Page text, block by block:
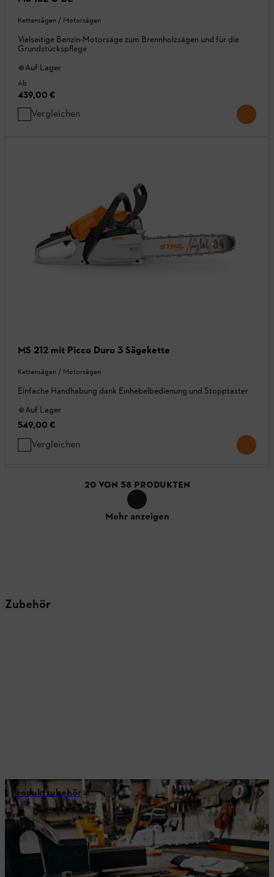
Kettensägen / Motorsägen
Vielseitige Benzin-Motorsäge zum Brennholzsägen und für die
Grundstückspflege
Auf Lager
Ab
439,00 €
Vergleichen
MS 212 mit Picco Duro 3 Sägekette
Kettensägen / Motorsägen
Einfache Handhabung dank Einhebelbedienung und Stopptaster
Auf Lager
549,00 €
Vergleichen
20 VON 58 PRODUKTEN
Mehr anzeigen
Zubehör
Produktzubehör